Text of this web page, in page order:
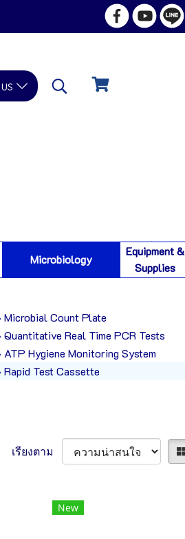
Microbiology
Equipment &
Supplies
Microbial Count Plate
Quantitative Real Time PCR Tests
ATP Hygiene Monitoring System
Rapid Test Cassette
เรียงตาม
New